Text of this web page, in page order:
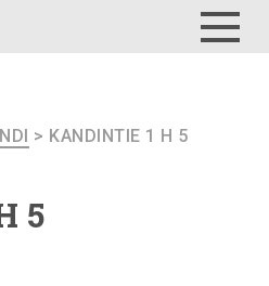
> KANDINTIE 1 H 5
5